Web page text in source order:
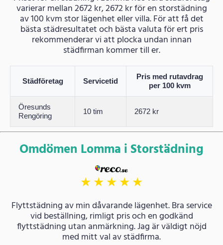
varierar mellan 2672 kr, 2672 kr för en storstädning
av 100 kvm stor lägenhet eller villa. För att få det
bästa städresultatet och bästa valuta för ert pris
rekommenderar vi att plocka undan innan
städfirman kommer till er.
Städföretag Servicetid
Pris med rutavdrag
per 100 kvm
Öresunds
Rengöring
10 tim 2672 kr
Omdömen Lomma i Storstädning
★★★★★
Flyttstädning av min dåvarande lägenhet. Bra service
vid beställning, rimligt pris och en godkänd
flyttstädning utan anmärkning. Jag är väldigt nöjd
med mitt val av städfirma.